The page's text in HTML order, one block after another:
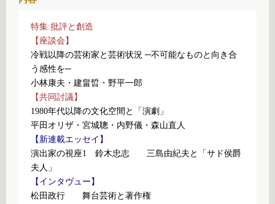
特集:批評と創造
【座談会】
冷戦以降の芸術家と芸術状況 ─不可能なものと向き合
う感性を─
小林康夫・建畠晢・野平一郎
【共同討議】
1980年代以降の文化空間と「演劇」
平田オリザ・宮城聰・内野儀・森山直人
【新連載エッセイ】
演出家の視座1 鈴木忠志 三島由紀夫と「サド侯爵
夫人」
【インタヴュー】
松田政行 舞台芸術と著作権